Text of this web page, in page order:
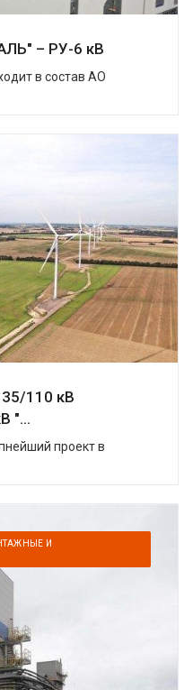
– РУ-6 кВ
в состав АО
110 кВ
"...
проект в
И